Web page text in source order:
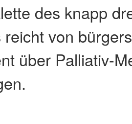
des knapp
von
über Palliativ-